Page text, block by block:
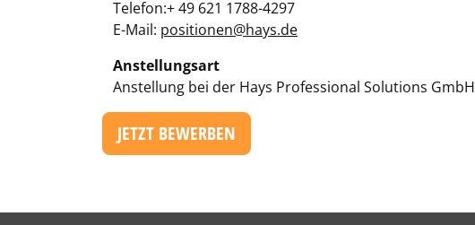
Telefon:+ 49 621 1788-4297
E-Mail: positionen@hays.de
Anstellungsart
Anstellung bei der Hays Professional Solutions GmbH
JETZT BEWERBEN